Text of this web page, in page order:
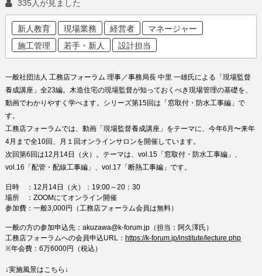
335人が見ました
新人教育 現場業務 経営者
マネージャー
施工管理
若手・新人 設計担当
一般社団法人 工務店フォーラム 理事／事務局長 中里 一雄氏による「現場監督
養成講座」全23編。木造住宅の現場監督が知っておくべき現場管理の基礎を、
動画でわかりやすく学べます。シリーズ第15回は「窓取付・防水工事編」で
す。
工務店フォーラムでは、動画「現場監督養成講座」をテーマに、今年6月〜来年
4月まで全10回、月１回オンラインサロンを開催しています。
次回第6回は12月14日（火）。テーマは、 vol.15「 窓取付・防水工事編 」、
vol.16「 配管・配線工事編 」、vol.17「 断熱工事編 」です。
日時 ： 12月14日（火）
：19:00～20：30
場所 ：ZOOMにてオンライン開催
参加費：一般3,000円（工務店フォーラム会員は無料）
一般の方の参加申込先：akuzawa@k-forum.jp（担当：阿久澤氏）
工務店フォーラムへの会員申込URL： https://k-forum.jp/institute/lecture.php
※年会費：6万6000円（税込）
↓実施風景はこちら↓